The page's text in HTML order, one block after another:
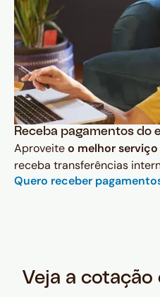
Receba pagamentos do
Aproveiteo melhor
receba transferências
Quero receber
Veja a cotação